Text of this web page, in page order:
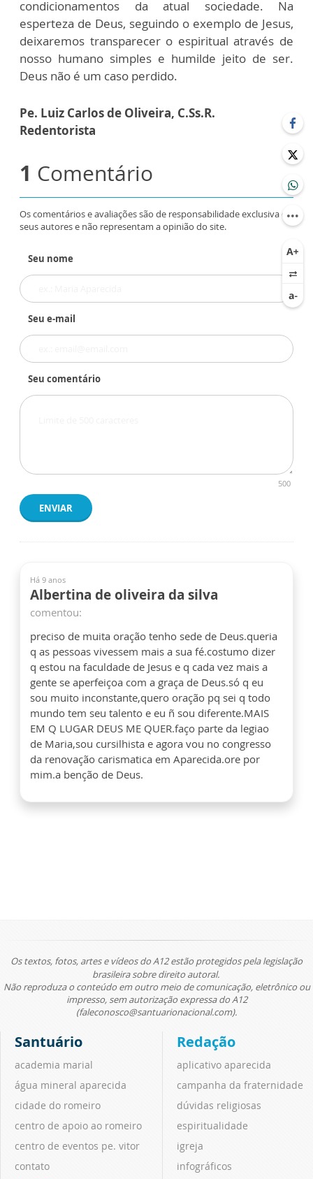
condicionamentos da atual sociedade. Na
esperteza de Deus, seguindo o exemplo de Jesus,
deixaremos transparecer o espiritual através de
nosso humano simples e humilde jeito de ser.
Deus não é um caso perdido.
Pe. Luiz Carlos de Oliveira, C.Ss.R.
Redentorista
1 Comentário
Os comentários e avaliações são de responsabilidade exclusiva de
seus autores e não representam a opinião do site.
Seu nome
Seu e-mail
Seu comentário
500
ENVIAR
Há 9 anos
Albertina de oliveira da silva
comentou:
preciso de muita oração tenho sede de Deus.queria
q as pessoas vivessem mais a sua fé.costumo dizer
q estou na faculdade de Jesus e q cada vez mais a
gente se aperfeiçoa com a graça de Deus.só q eu
sou muito inconstante,quero oração pq sei q todo
mundo tem seu talento e eu ñ sou diferente.MAIS
EM Q LUGAR DEUS ME QUER.faço parte da legiao
de Maria,sou cursilhista e agora vou no congresso
da renovação carismatica em Aparecida.ore por
mim.a benção de Deus.
Os textos, fotos, artes e vídeos do A12 estão protegidos pela legislação
brasileira sobre direito autoral.
Não reproduza o conteúdo em outro meio de comunicação, eletrônico ou
impresso, sem autorização expressa do A12
(faleconosco@santuarionacional.com).
Santuário
academia marial
água mineral aparecida
cidade do romeiro
centro de apoio ao romeiro
centro de eventos pe. vitor
contato
Redação
aplicativo aparecida
campanha da fraternidade
dúvidas religiosas
espiritualidade
igreja
infográficos